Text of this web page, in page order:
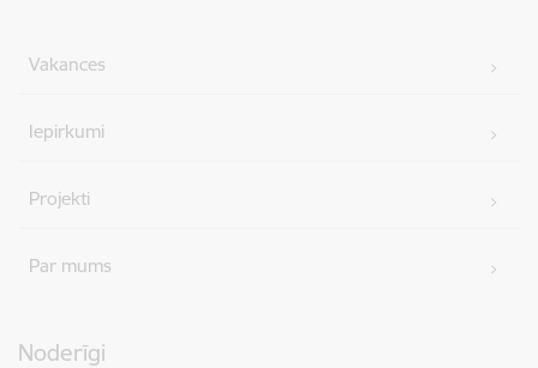
Vakances
Iepirkumi
Projekti
Par mums
Noderīgi